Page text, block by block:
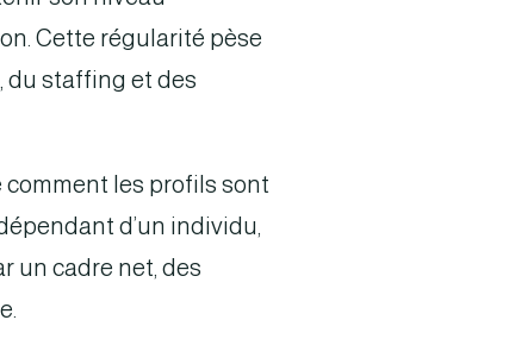
Cette régularité pèse
du staffing et des
comment les profils sont
d’un individu,
un cadre net, des